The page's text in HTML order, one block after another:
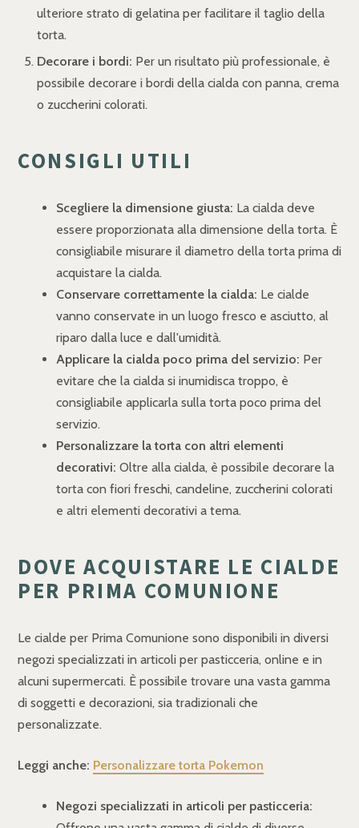
ulteriore strato di gelatina per facilitare il taglio della
torta.
Decorare i bordi: Per un risultato più professionale, è
possibile decorare i bordi della cialda con panna, crema
o zuccherini colorati.
CONSIGLI UTILI
Scegliere la dimensione giusta: La cialda deve
essere proporzionata alla dimensione della torta. È
consigliabile misurare il diametro della torta prima di
acquistare la cialda.
Conservare correttamente la cialda: Le cialde
vanno conservate in un luogo fresco e asciutto, al
riparo dalla luce e dall'umidità.
Applicare la cialda poco prima del servizio: Per
evitare che la cialda si inumidisca troppo, è
consigliabile applicarla sulla torta poco prima del
servizio.
Personalizzare la torta con altri elementi
decorativi: Oltre alla cialda, è possibile decorare la
torta con fiori freschi, candeline, zuccherini colorati
e altri elementi decorativi a tema.
DOVE ACQUISTARE LE CIALDE
PER PRIMA COMUNIONE
Le cialde per Prima Comunione sono disponibili in diversi
negozi specializzati in articoli per pasticceria, online e in
alcuni supermercati. È possibile trovare una vasta gamma
di soggetti e decorazioni, sia tradizionali che
personalizzate.
Leggi anche: Personalizzare torta Pokemon
Negozi specializzati in articoli per pasticceria: